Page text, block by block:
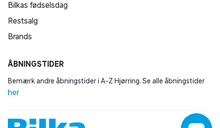
Bilkas fødselsdag
Restsalg
Brands
ÅBNINGSTIDER
Bemærk andre åbningstider i A-Z Hjørring. Se alle åbningstider
her